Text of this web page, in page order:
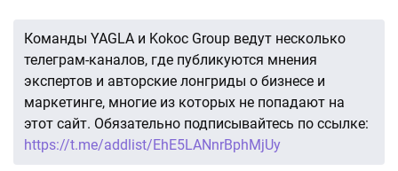
Команды YAGLA и Kokoc Group ведут несколько
телеграм-каналов, где публикуются мнения
экспертов и авторские лонгриды о бизнесе и
маркетинге, многие из которых не попадают на
этот сайт. Обязательно подписывайтесь по ссылке:
https://t.me/addlist/EhE5LANnrBphMjUy